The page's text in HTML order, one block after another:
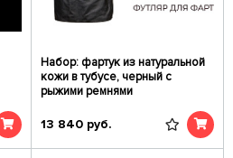
Набор: фартук из натуральной
кожи в тубусе, черный с
рыжими ремнями
13 840 руб.